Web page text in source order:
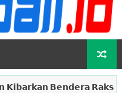
𝗕𝗲𝗻𝗱𝗲𝗿𝗮 𝗥𝗮𝗸𝘀𝗮𝘀𝗮